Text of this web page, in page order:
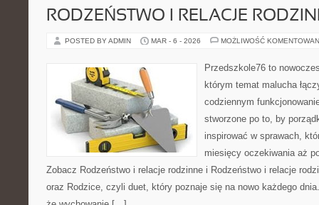
RODZEŃSTWO I RELACJE
POSTED BY ADMIN MAR - 6 - 2026 MOŻLIWOŚĆ
Przedszkole76 to
którym temat malucha
codziennym
stworzone po to, by
inspirować w sprawach,
miesięcy oczekiwania aż
Zobacz Rodzeństwo i relacje rodzinne i Rodzeństwo i relacje
oraz Rodzice, czyli duet, który poznaje się na nowo każdego